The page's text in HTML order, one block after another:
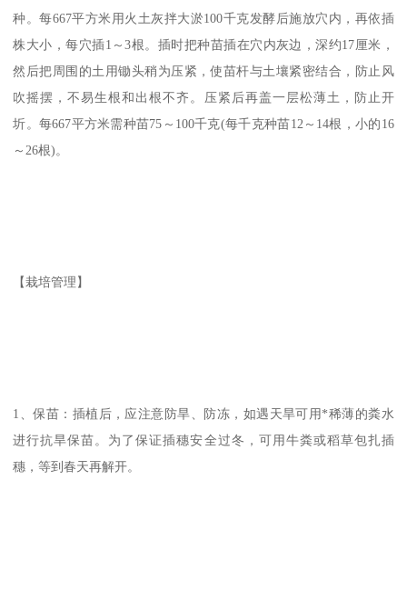
种。每667平方米用火土灰拌大淤100千克发酵后施放穴内，再依插
株大小，每穴插1～3根。插时把种苗插在穴内灰边，深约17厘米，
然后把周围的土用锄头稍为压紧，使苗杆与土壤紧密结合，防止风
吹摇摆，不易生根和出根不齐。压紧后再盖一层松薄土，防止开
圻。每667平方米需种苗75～100千克(每千克种苗12～14根，小的16
～26根)。
【栽培管理】
1、保苗：插植后，应注意防旱、防冻，如遇天旱可用*稀薄的粪水
进行抗旱保苗。为了保证插穗安全过冬，可用牛粪或稻草包扎插
穗，等到春天再解开。